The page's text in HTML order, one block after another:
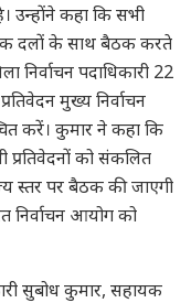
उन्होंने कहा कि सभी
दलों के साथ बैठक करते
निर्वाचन पदाधिकारी 22
मुख्य निर्वाचन
करें। कुमार ने कहा कि
प्रतिवेदनों को संकलित
स्तर पर बैठक की जाएगी
निर्वाचन आयोग को
सुबोध कुमार, सहायक